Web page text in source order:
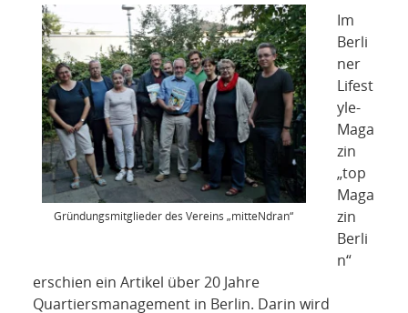
NETZWERK
SPONSORING
KONTAKT
Gründungsmitglieder des Vereins „mitteNdran“
Im
Berli
ner
Lifest
yle-
Maga
zin
„top
Maga
zin
Berli
n“
erschien ein Artikel über 20 Jahre
Quartiersmanagement in Berlin. Darin wird